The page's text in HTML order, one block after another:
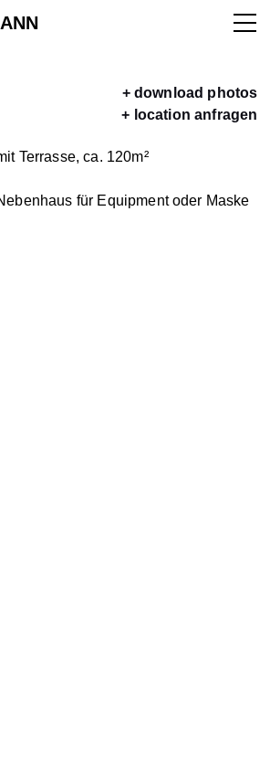
ALLE
+ download photos
+ location anfragen
Terrasse, ca. 120m²
für Equipment oder Maske